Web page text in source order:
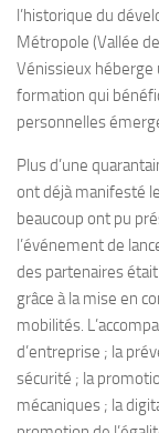
l’historique du
Métropole (Vallée
Vénissieux héberge
formation qui
personnelles
Plus d’une
ont déjà manifesté
beaucoup ont pu
l’événement de
des partenaires
grâce à la mise en
mobilités.
d’entreprise ; la
sécurité ; la
mécaniques ; la